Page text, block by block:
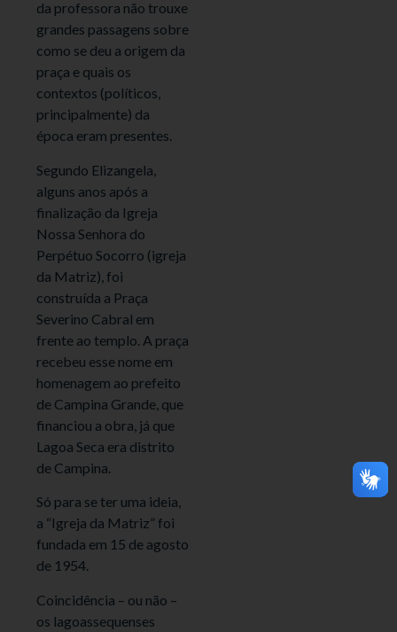
da professora não trouxe
grandes passagens sobre
como se deu a origem da
praça e quais os
contextos (políticos,
principalmente) da
época eram presentes.
Segundo Elizangela,
alguns anos após a
finalização da Igreja
Nossa Senhora do
Perpétuo Socorro (igreja
da Matriz), foi
construída a Praça
Severino Cabral em
frente ao templo. A praça
recebeu esse nome em
homenagem ao prefeito
de Campina Grande, que
financiou a obra, já que
Lagoa Seca era distrito
de Campina.
Só para se ter uma ideia,
a “Igreja da Matriz” foi
fundada em 15 de agosto
de 1954.
Coincidência – ou não –
os lagoassequenses